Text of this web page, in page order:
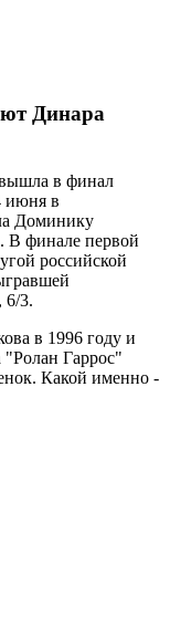
Динара
в финал
июня в
Доминику
В финале первой
российской
6/3.
в 1996 году и
Гаррос"
Какой именно -